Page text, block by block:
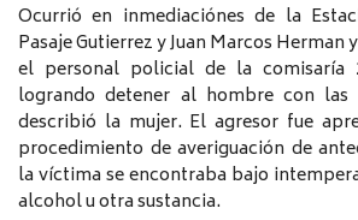
Ocurrió en inmediaciónes de la
Pasaje Gutierrez y Juan Marcos Herman
el personal policial de la comisaría
logrando detener al hombre con las
describió la mujer. El agresor fue
procedimiento de averiguación de
la víctima se encontraba bajo
alcohol u otra sustancia.